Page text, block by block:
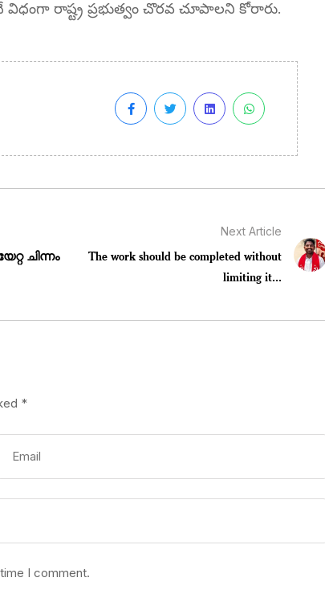
రాష్ట్ర ప్రభుత్వం చొరవ చూపాలని కోరారు.
ചിന്നം
Next Article
The work should be completed without
limiting it...
*
I comment.